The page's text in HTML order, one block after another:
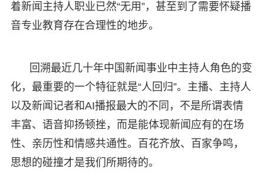
着新闻主持人职业已然“无用”，甚至到了需要怀疑播
音专业教育存在合理性的地步。
回溯最近几十年中国新闻事业中主持人角色的变
化，最重要的一个特征就是“人回归”。主播、主持人
以及新闻记者和AI播报最大的不同，不是所谓表情
丰富、语音抑扬顿挫，而是能体现新闻应有的在场
性、亲历性和情感共通性。百花齐放、百家争鸣，
思想的碰撞才是我们所期待的。